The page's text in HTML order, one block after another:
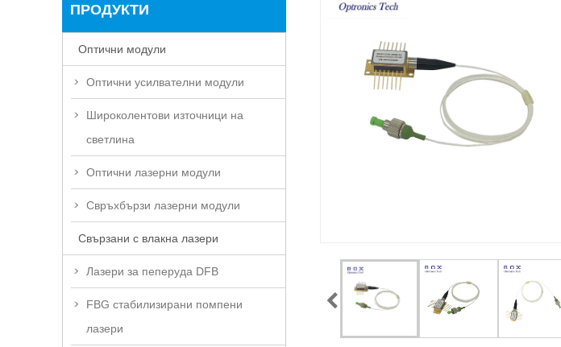
ПРОДУКТИ
Оптични модули
Оптични усилвателни модули
Широколентови източници на
светлина
Оптични лазерни модули
Свръхбързи лазерни модули
Свързани с влакна лазери
Лазери за пеперуда DFB
FBG стабилизирани помпени
лазери